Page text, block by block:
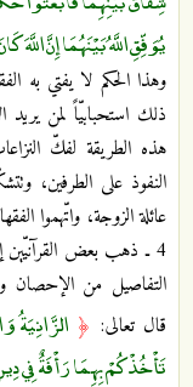
يُوَفِّقِ اللَّهُ بَيْنَهُمَا إِنَّ اللَّهَ
وهذا الحكم لا يفتي به
ذلك استحبابيّاً لمن
هذه الطريقة لفكّ
النفوذ على الطرفين،
عائلة الزوجة، واتّهموا
4 ـ ذهب بعض القرآنيّين
التفاصيل من الإحصان
قال تعالى: ﴿ الزَّانِيَةُ
تَأْخُذْكُمْ بِهِمَا رَأْفَةٌ فِي